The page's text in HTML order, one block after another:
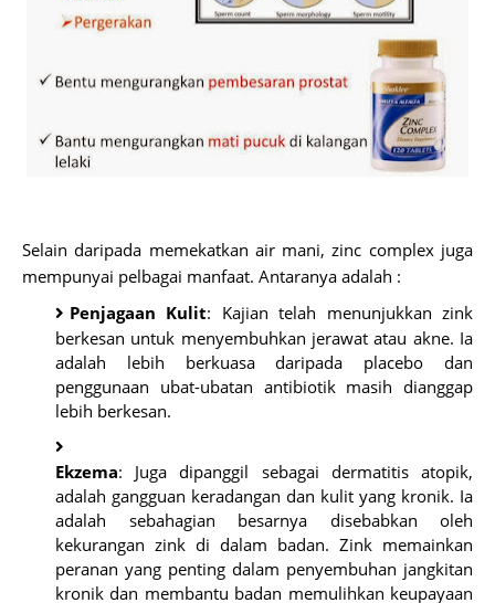
Selain daripada memekatkan air mani, zinc complex juga
mempunyai pelbagai manfaat. Antaranya adalah :
Penjagaan Kulit: Kajian telah menunjukkan zink
berkesan untuk menyembuhkan jerawat atau akne. Ia
adalah lebih berkuasa daripada placebo dan
penggunaan ubat-ubatan antibiotik masih dianggap
lebih berkesan.
Ekzema: Juga dipanggil sebagai dermatitis atopik,
adalah gangguan keradangan dan kulit yang kronik. Ia
adalah sebahagian besarnya disebabkan oleh
kekurangan zink di dalam badan. Zink memainkan
peranan yang penting dalam penyembuhan jangkitan
kronik dan membantu badan memulihkan keupayaan